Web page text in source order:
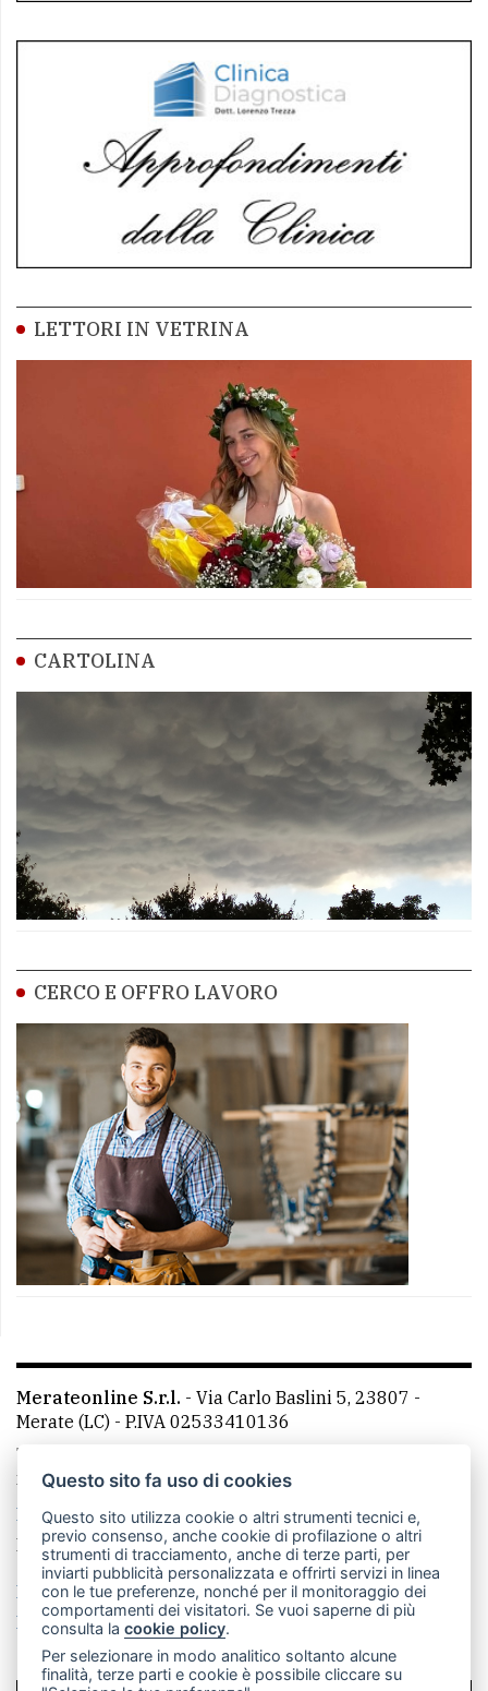
LETTORI IN VETRINA
CARTOLINA
CERCO E OFFRO LAVORO
Merateonline S.r.l. - Via Carlo Baslini 5, 23807 -
Merate (LC) - P.IVA 02533410136
Telefono:
mail: redazione@merateonline.it
La redazione
CasateOnline LeccoOnline
RSS
Made by VIP
Privacy policy
Cookie policy
Rivedi le tue scelte sui cookie
Questo sito fa uso di cookies
Questo sito utilizza cookie o altri strumenti tecnici e,
previo consenso, anche cookie di profilazione o altri
strumenti di tracciamento, anche di terze parti, per
inviarti pubblicità personalizzata e offrirti servizi in linea
con le tue preferenze, nonché per il monitoraggio dei
comportamenti dei visitatori. Se vuoi saperne di più
consulta lacookie policy.
Per selezionare in modo analitico soltanto alcune
finalità, terze parti e cookie è possibile cliccare su